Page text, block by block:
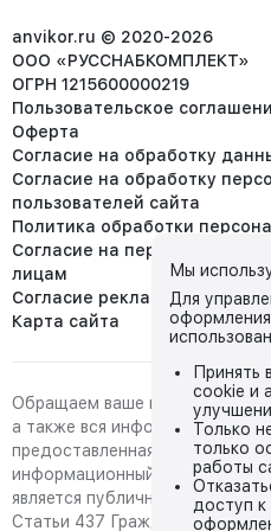
anvikor.ru © 2020-2026
ООО «РУССНАБКОМПЛЕКТ»
ОГРН 1215600000219
Пользовательское
Оферта
Согласие на обработку
Согласие на обработку
пользователей сайта
Политика обработки
Согласие на передачу
лицам
Согласие реклама
Карта сайта
Обращаем ваше внимание на
а также вся информация о
предоставленная на нём,
информационный характер и ни
является публичной офертой,
Статьи 437 Гражданского
Мы
Для
Принять
cookie и
Только
только
работы
доступ